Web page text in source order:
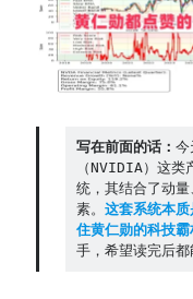
Contact：
写在前面的话： 今
（NVIDIA）这类
统，其结合了动
素。 这套系统本
住黄仁勋的科技霸
手，希望读完后都